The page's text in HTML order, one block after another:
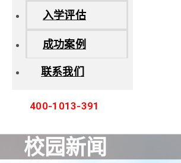
入学评估
成功案例
联系我们
400-1013-391
校园新闻